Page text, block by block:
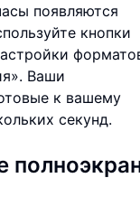
появляются
кнопки
Ваши
к вашему
секунд.